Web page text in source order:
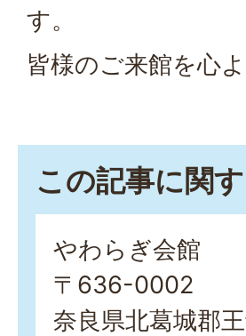
す。
皆様のご来館を心
この記事に関
やわらぎ会館
〒636-0002
奈良県北葛城郡